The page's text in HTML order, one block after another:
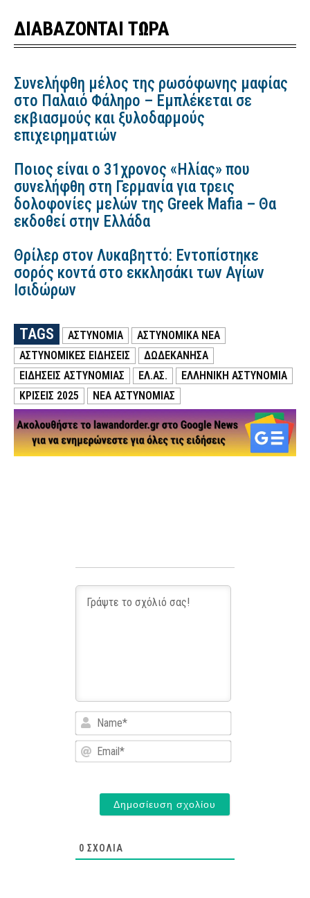
ΔΙΑΒΑΖΟΝΤΑΙ ΤΩΡΑ
Συνελήφθη μέλος της ρωσόφωνης μαφίας
στο Παλαιό Φάληρο – Εμπλέκεται σε
εκβιασμούς και ξυλοδαρμούς
επιχειρηματιών
Ποιος είναι ο 31χρονος «Ηλίας» που
συνελήφθη στη Γερμανία για τρεις
δολοφονίες μελών της Greek Mafia – Θα
εκδοθεί στην Ελλάδα
Θρίλερ στον Λυκαβηττό: Εντοπίστηκε
σορός κοντά στο εκκλησάκι των Αγίων
Ισιδώρων
TAGS ΑΣΤΥΝΟΜΙΑ
ΑΣΤΥΝΟΜΙΚΑ ΝΕΑ
ΑΣΤΥΝΟΜΙΚΕΣ ΕΙΔΗΣΕΙΣ
ΔΩΔΕΚΑΝΗΣΑ
ΕΙΔΗΣΕΙΣ ΑΣΤΥΝΟΜΙΑΣ
ΕΛ.ΑΣ.
ΕΛΛΗΝΙΚΗ ΑΣΤΥΝΟΜΙΑ
ΚΡΙΣΕΙΣ 2025
ΝΕΑ ΑΣΤΥΝΟΜΙΑΣ
Name*
Email*
0 ΣΧΌΛΙΑ